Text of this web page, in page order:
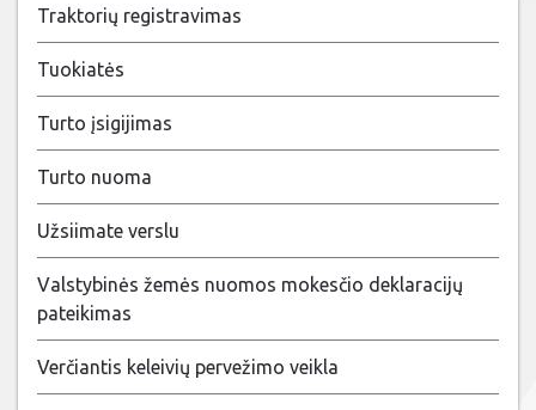
Traktorių registravimas
Tuokiatės
Turto įsigijimas
Turto nuoma
Užsiimate verslu
Valstybinės žemės nuomos mokesčio deklaracijų
pateikimas
Verčiantis keleivių pervežimo veikla